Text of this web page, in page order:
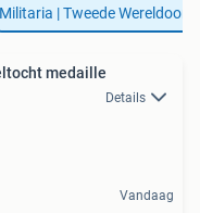
Militaria | Tweede
medaille
Details
Vandaag